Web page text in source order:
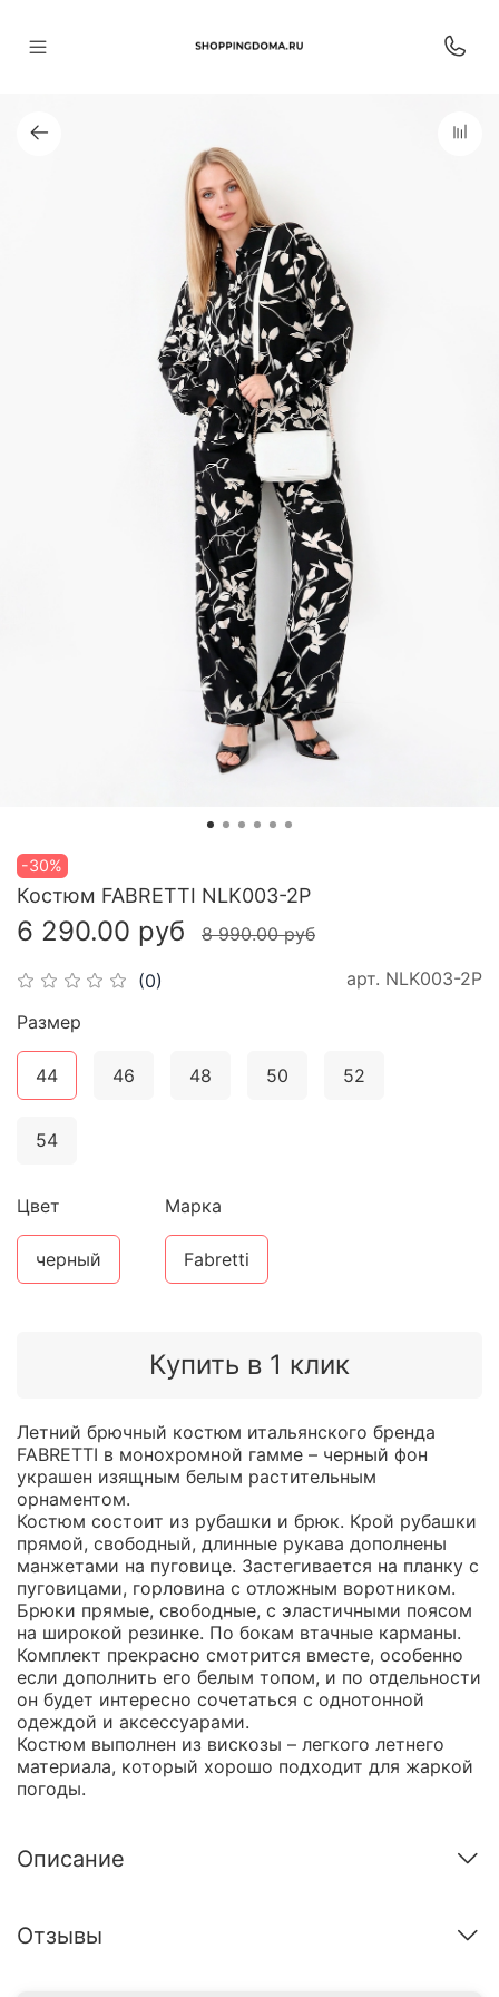
-30%
(0) арт. NLK003-2P
Костюм FABRETTI NLK003-2P
6 290.00 руб 8 990.00 руб
Купить в 1 клик
Размер
44 46 48 50 52
54
Цвет
черный
Марка
Fabretti
Летний брючный костюм итальянского бренда
FABRETTI в монохромной гамме – черный фон
украшен изящным белым растительным
орнаментом.
Костюм состоит из рубашки и брюк. Крой рубашки
прямой, свободный, длинные рукава дополнены
манжетами на пуговице. Застегивается на планку с
пуговицами, горловина с отложным воротником.
Брюки прямые, свободные, с эластичными поясом
на широкой резинке. По бокам втачные карманы.
Комплект прекрасно смотрится вместе, особенно
если дополнить его белым топом, и по отдельности
он будет интересно сочетаться с однотонной
одеждой и аксессуарами.
Костюм выполнен из вискозы – легкого летнего
материала, который хорошо подходит для жаркой
погоды.
Описание
Отзывы